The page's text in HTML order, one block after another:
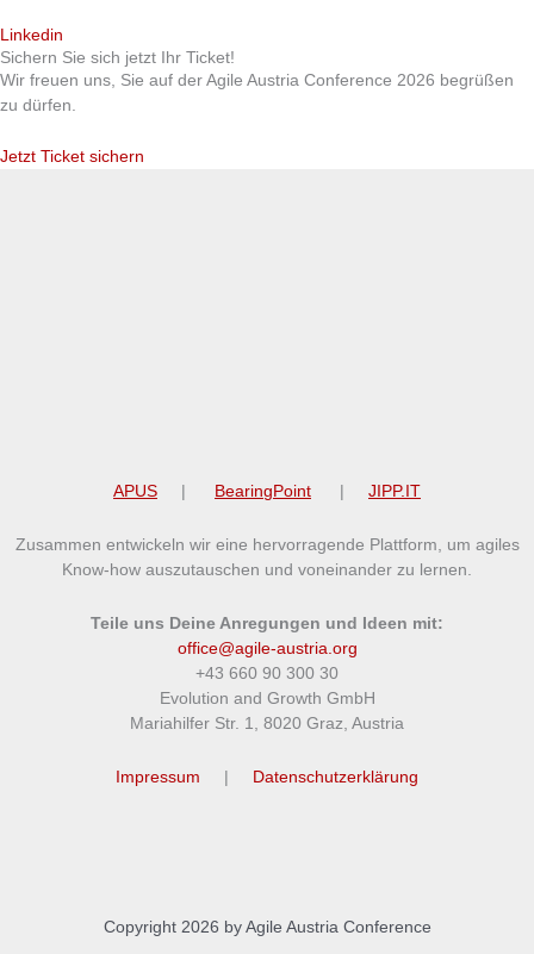
Linkedin
Sichern Sie sich jetzt Ihr Ticket!
Wir freuen uns, Sie auf der Agile Austria Conference 2026 begrüßen
zu dürfen.
Jetzt Ticket sichern
APUS | BearingPoint | JIPP.IT
Zusammen entwickeln wir eine hervorragende Plattform, um agiles
Know-how auszutauschen und voneinander zu lernen.
Teile uns Deine Anregungen und Ideen mit:
office@agile-austria.org
+43 660 90 300 30
Evolution and Growth GmbH
Mariahilfer Str. 1, 8020 Graz, Austria
Impressum | Datenschutzerklärung
Copyright 2026 by Agile Austria Conference